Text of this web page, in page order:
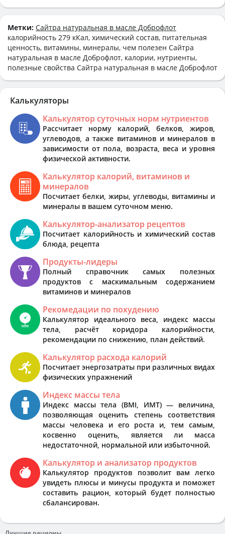
Метки: Сайтра натуральная в масле Доброфлот
калорийность 279 кКал, химический состав, питательная
ценность, витамины, минералы, чем полезен Сайтра
натуральная в масле Доброфлот, калории, нутриенты,
полезные свойства Сайтра натуральная в масле Доброфлот
Калькуляторы
Калькулятор суточных норм нутриентов
Рассчитает норму калорий, белков, жиров,
углеводов, а также витаминов и минералов в
зависимости от пола, возраста, веса и уровня
физической активности.
Калькулятор калорий, витаминов и
минералов
Посчитает белки, жиры, углеводы, витамины и
минералы в вашем суточном меню.
Калькулятор-анализатор рецептов
Посчитает калорийность и химический состав
блюда, рецепта
Продукты-лидеры
Полный справочник самых полезных
продуктов с маскимальным содержанием
витаминов и минералов
Рекомедации по похудению
Калькулятор идеального веса, индекс массы
тела, расчёт коридора калорийности,
рекомендации по снижению, план действий.
Калькулятор расхода калорий
Посчитает энергозатраты при различных видах
физических упражнений
Индекс массы тела
Индекс массы тела (BMI, ИМТ) — величина,
позволяющая оценить степень соответствия
массы человека и его роста и, тем самым,
косвенно оценить, является ли масса
недостаточной, нормальной или избыточной.
Калькулятор и анализатор продуктов
Калькулятор продуктов позволит вам легко
увидеть плюсы и минусы продукта и поможет
составить рацион, который будет полностью
сбалансирован.